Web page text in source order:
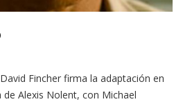
David Fincher firma la adaptación en
Alexis Nolent, con Michael